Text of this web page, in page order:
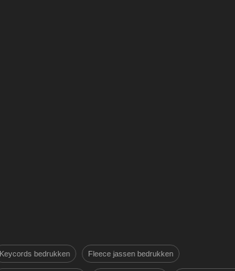
Keycords bedrukken Fleece jassen bedrukken